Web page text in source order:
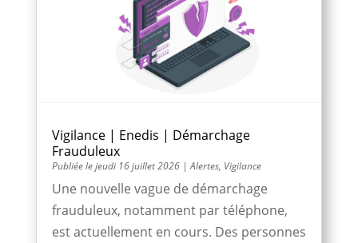
Vigilance | Enedis | Démarchage
Frauduleux
jeudi 16 juillet 2026|Alertes, Vigilance
Une nouvelle vague de démarchage
frauduleux, notamment par téléphone,
est actuellement en cours. Des personnes